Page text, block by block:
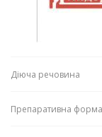
Діюча речовина
Препаративна форма